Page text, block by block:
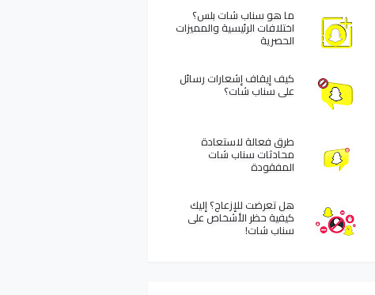
ما هو سناب شات بلس؟
اختلافات الرئيسية والمميزات
الحصرية
كيف إيقاف إشعارات رسائل
على سناب شات؟
طرق فعالة لاستعادة
محادثات سناب شات
المفقودة
هل تعرضت للإزعاج؟ إليك
كيفية حظر الأشخاص على
سناب شات!